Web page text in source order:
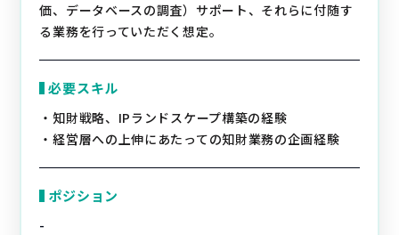
価、データベースの調査）サポート、それらに付随す
る業務を行っていただく想定。
必要スキル
・知財戦略、IPランドスケープ構築の経験
・経営層への上伸にあたっての知財業務の企画経験
ポジション
-